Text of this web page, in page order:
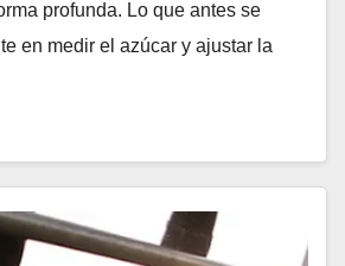
profunda. Lo que antes se
en medir el azúcar y ajustar la